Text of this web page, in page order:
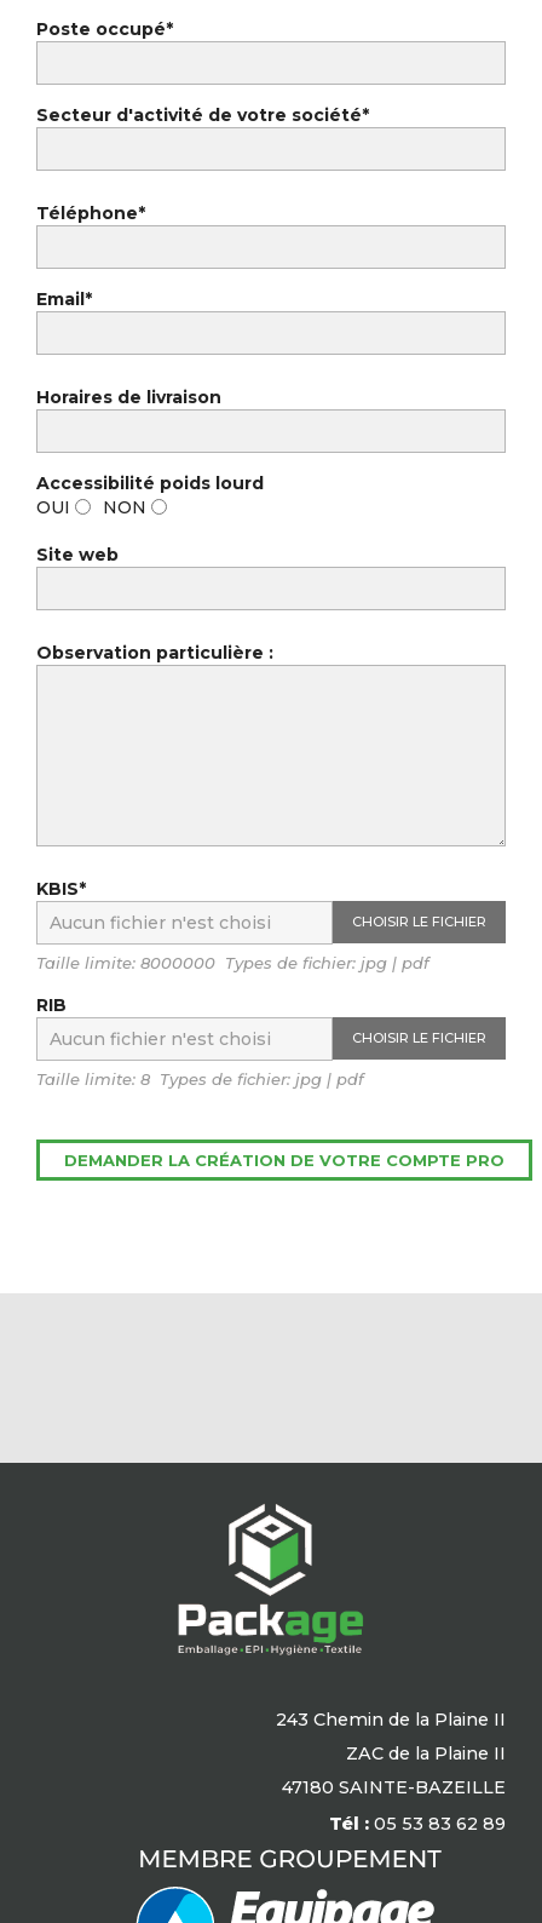
Poste occupé*
Secteur d'activité de votre société*
Téléphone*
Email*
Horaires de livraison
Accessibilité poids lourd
OUI
NON
Site web
Observation particulière :
KBIS*
CHOISIR LE FICHIER
Taille limite: 8000000 Types de fichier: jpg | pdf
RIB
CHOISIR LE FICHIER
Taille limite: 8 Types de fichier: jpg | pdf
243 Chemin de la Plaine II
ZAC de la Plaine II
47180 SAINTE-BAZEILLE
Tél : 05 53 83 62 89